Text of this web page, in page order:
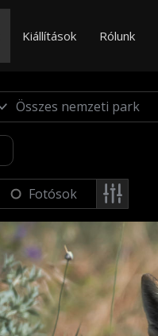
Kiállítások Rólunk
Fotósok